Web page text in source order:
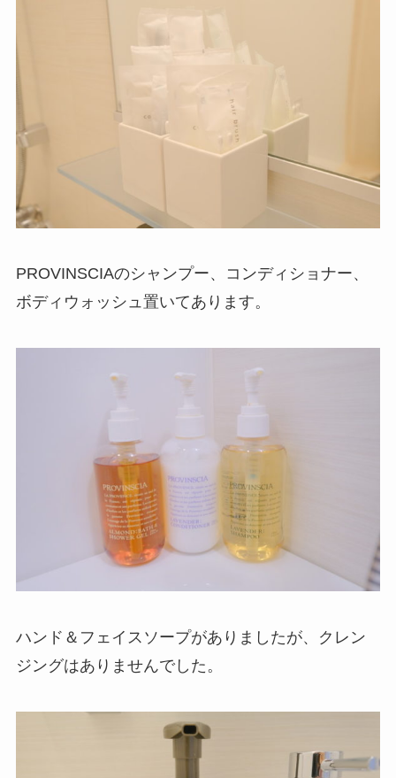
PROVINSCIAのシャンプー、コンディショナー、
ボディウォッシュ置いてあります。
ハンド＆フェイスソープがありましたが、クレン
ジングはありませんでした。